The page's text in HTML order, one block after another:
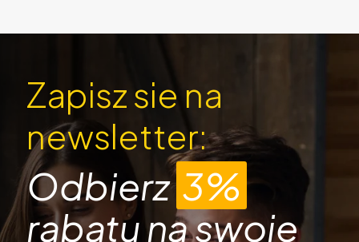
Zapisz sie na
newsletter:
Odbierz3%
rabatu na swoje